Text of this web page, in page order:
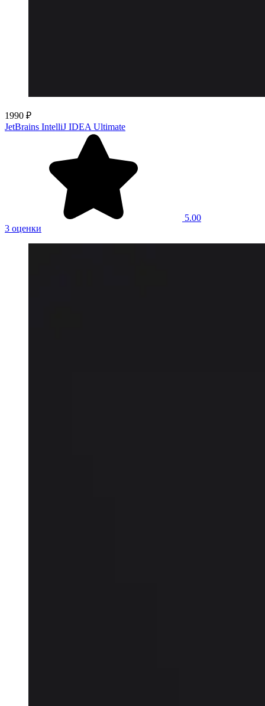
1990 ₽
JetBrains IntelliJ IDEA Ultimate
5.00
3 оценки